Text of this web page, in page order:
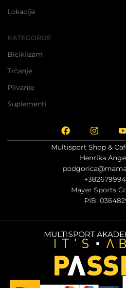
Lokacije
KATEGORIJE
Biciklizam
Trčanje
Plivanje
Suplementi
Multisport Shop &
Henrika
Mayer Sports
PIB:
MULTISPORT